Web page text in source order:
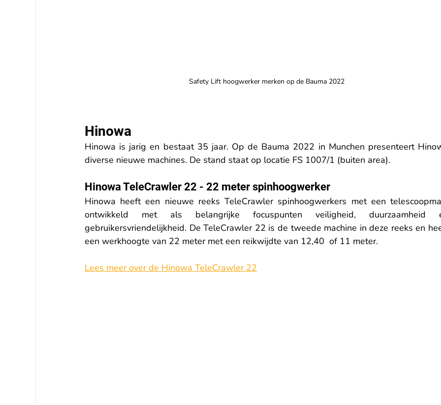
Safety Lift hoogwerker merken op de Bauma 2022
Hinowa
Hinowa is jarig en bestaat 35 jaar. Op de Bauma 2022 in Munchen presenteert
diverse nieuwe machines. De stand staat op locatie FS 1007/1 (buiten area).
Hinowa TeleCrawler 22 - 22 meter spinhoogwerker
Hinowa heeft een nieuwe reeks TeleCrawler spinhoogwerkers met een
ontwikkeld met als belangrijke focuspunten veiligheid, duurzaamheid
gebruikersvriendelijkheid. De TeleCrawler 22 is de tweede machine in deze reeks en
een werkhoogte van 22 meter met een reikwijdte van 12,40  of 11 meter.
Lees meer over de Hinowa TeleCrawler 22